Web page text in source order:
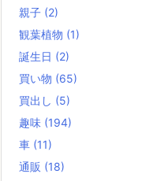
親子 (2)
観葉植物 (1)
誕生日 (2)
買い物 (65)
買出し (5)
趣味 (194)
車 (11)
通販 (18)